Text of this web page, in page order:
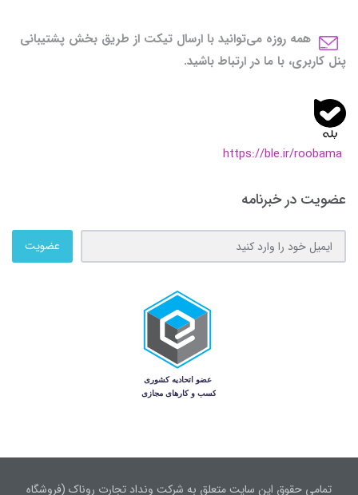
همه روزه می‌توانید با ارسال تیکت از طریق بخش پشتیبانی
پنل کاربری، با ما در ارتباط باشید.
https://ble.ir/roobama
عضویت در خبرنامه
عضویت
تمامی حقوق این سایت متعلق به شرکت ونداد تجارت روناک (فروشگاه